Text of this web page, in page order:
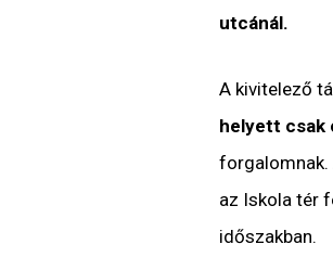
utcánál.
A kivitelező
helyett csak
forgalomnak.
az Iskola tér
időszakban.